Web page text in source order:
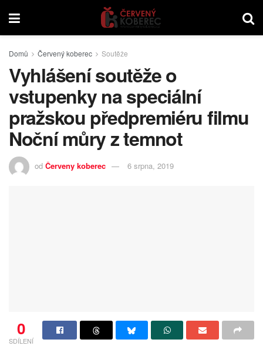
Domů Červený koberec Soutěže
Vyhlášení soutěže o
vstupenky na speciální
pražskou předpremiéru filmu
Noční můry z temnot
od Červeny koberec 6 srpna, 2019
0
SDÍLENÍ